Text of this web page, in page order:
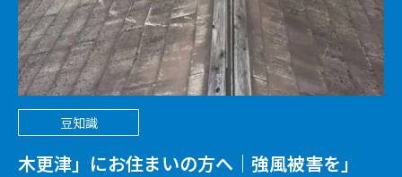
豆知識
「木更津」にお住まいの方へ｜強風被害を